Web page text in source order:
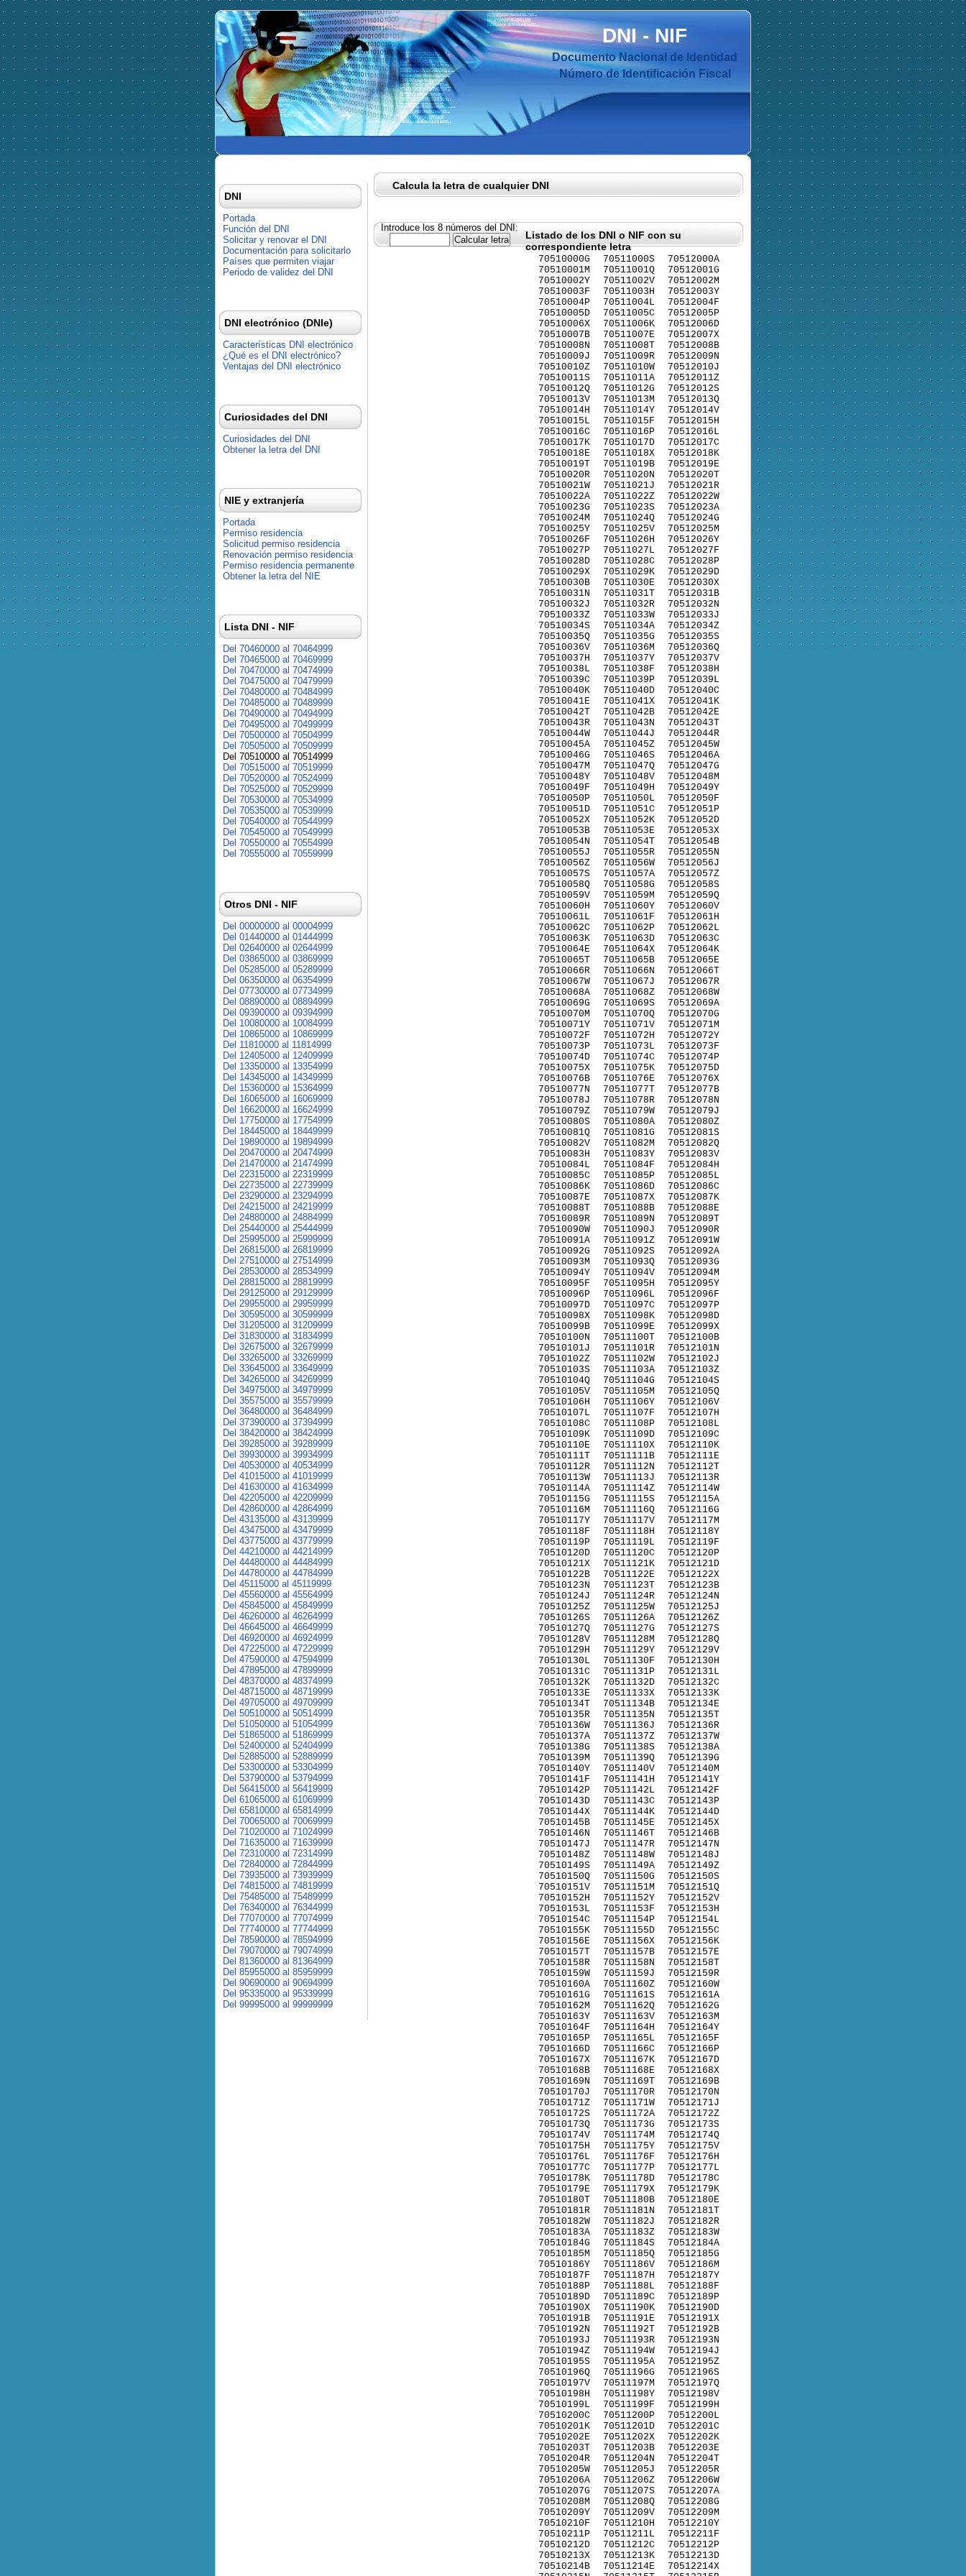
DNI-NIF
Documento Nacional de Identidad
Número de Identificación Fiscal
Calcula la letra de cualquier DNI
Introduce los 8 números del DNI:
Listado de los DNI o NIF con su
correspondiente letra
70510000G
70510001M
70510002Y
70510003F
70510004P
70510005D
70510006X
70510007B
70510008N
70510009J
70510010Z
70510011S
70510012Q
70510013V
70510014H
70510015L
70510016C
70510017K
70510018E
70510019T
70510020R
70510021W
70510022A
70510023G
70510024M
70510025Y
70510026F
70510027P
70510028D
70510029X
70510030B
70510031N
70510032J
70510033Z
70510034S
70510035Q
70510036V
70510037H
70510038L
70510039C
70510040K
70510041E
70510042T
70510043R
70510044W
70510045A
70510046G
70510047M
70510048Y
70510049F
70510050P
70510051D
70510052X
70510053B
70510054N
70510055J
70510056Z
70510057S
70510058Q
70510059V
70510060H
70510061L
70510062C
70510063K
70510064E
70510065T
70510066R
70510067W
70510068A
70510069G
70510070M
70510071Y
70510072F
70510073P
70510074D
70510075X
70510076B
70510077N
70510078J
70510079Z
70510080S
70510081Q
70510082V
70510083H
70510084L
70510085C
70510086K
70510087E
70510088T
70510089R
70510090W
70510091A
70510092G
70510093M
70510094Y
70510095F
70510096P
70510097D
70510098X
70510099B
70510100N
70510101J
70510102Z
70510103S
70510104Q
70510105V
70510106H
70510107L
70510108C
70510109K
70510110E
70510111T
70510112R
70510113W
70510114A
70510115G
70510116M
70510117Y
70510118F
70510119P
70510120D
70510121X
70510122B
70510123N
70510124J
70510125Z
70510126S
70510127Q
70510128V
70510129H
70510130L
70510131C
70510132K
70510133E
70510134T
70510135R
70510136W
70510137A
70510138G
70510139M
70510140Y
70510141F
70510142P
70510143D
70510144X
70510145B
70510146N
70510147J
70510148Z
70510149S
70510150Q
70510151V
70510152H
70510153L
70510154C
70510155K
70510156E
70510157T
70510158R
70510159W
70510160A
70510161G
70510162M
70510163Y
70510164F
70510165P
70510166D
70510167X
70510168B
70510169N
70510170J
70510171Z
70510172S
70510173Q
70510174V
70510175H
70510176L
70510177C
70510178K
70510179E
70510180T
70510181R
70510182W
70510183A
70510184G
70510185M
70510186Y
70510187F
70510188P
70510189D
70510190X
70510191B
70510192N
70510193J
70510194Z
70510195S
70510196Q
70510197V
70510198H
70510199L
70510200C
70510201K
70510202E
70510203T
70510204R
70510205W
70510206A
70510207G
70510208M
70510209Y
70510210F
70510211P
70510212D
70510213X
70510214B
70511000S
70511001Q
70511002V
70511003H
70511004L
70511005C
70511006K
70511007E
70511008T
70511009R
70511010W
70511011A
70511012G
70511013M
70511014Y
70511015F
70511016P
70511017D
70511018X
70511019B
70511020N
70511021J
70511022Z
70511023S
70511024Q
70511025V
70511026H
70511027L
70511028C
70511029K
70511030E
70511031T
70511032R
70511033W
70511034A
70511035G
70511036M
70511037Y
70511038F
70511039P
70511040D
70511041X
70511042B
70511043N
70511044J
70511045Z
70511046S
70511047Q
70511048V
70511049H
70511050L
70511051C
70511052K
70511053E
70511054T
70511055R
70511056W
70511057A
70511058G
70511059M
70511060Y
70511061F
70511062P
70511063D
70511064X
70511065B
70511066N
70511067J
70511068Z
70511069S
70511070Q
70511071V
70511072H
70511073L
70511074C
70511075K
70511076E
70511077T
70511078R
70511079W
70511080A
70511081G
70511082M
70511083Y
70511084F
70511085P
70511086D
70511087X
70511088B
70511089N
70511090J
70511091Z
70511092S
70511093Q
70511094V
70511095H
70511096L
70511097C
70511098K
70511099E
70511100T
70511101R
70511102W
70511103A
70511104G
70511105M
70511106Y
70511107F
70511108P
70511109D
70511110X
70511111B
70511112N
70511113J
70511114Z
70511115S
70511116Q
70511117V
70511118H
70511119L
70511120C
70511121K
70511122E
70511123T
70511124R
70511125W
70511126A
70511127G
70511128M
70511129Y
70511130F
70511131P
70511132D
70511133X
70511134B
70511135N
70511136J
70511137Z
70511138S
70511139Q
70511140V
70511141H
70511142L
70511143C
70511144K
70511145E
70511146T
70511147R
70511148W
70511149A
70511150G
70511151M
70511152Y
70511153F
70511154P
70511155D
70511156X
70511157B
70511158N
70511159J
70511160Z
70511161S
70511162Q
70511163V
70511164H
70511165L
70511166C
70511167K
70511168E
70511169T
70511170R
70511171W
70511172A
70511173G
70511174M
70511175Y
70511176F
70511177P
70511178D
70511179X
70511180B
70511181N
70511182J
70511183Z
70511184S
70511185Q
70511186V
70511187H
70511188L
70511189C
70511190K
70511191E
70511192T
70511193R
70511194W
70511195A
70511196G
70511197M
70511198Y
70511199F
70511200P
70511201D
70511202X
70511203B
70511204N
70511205J
70511206Z
70511207S
70511208Q
70511209V
70511210H
70511211L
70511212C
70511213K
70511214E
70512000A
70512001G
70512002M
70512003Y
70512004F
70512005P
70512006D
70512007X
70512008B
70512009N
70512010J
70512011Z
70512012S
70512013Q
70512014V
70512015H
70512016L
70512017C
70512018K
70512019E
70512020T
70512021R
70512022W
70512023A
70512024G
70512025M
70512026Y
70512027F
70512028P
70512029D
70512030X
70512031B
70512032N
70512033J
70512034Z
70512035S
70512036Q
70512037V
70512038H
70512039L
70512040C
70512041K
70512042E
70512043T
70512044R
70512045W
70512046A
70512047G
70512048M
70512049Y
70512050F
70512051P
70512052D
70512053X
70512054B
70512055N
70512056J
70512057Z
70512058S
70512059Q
70512060V
70512061H
70512062L
70512063C
70512064K
70512065E
70512066T
70512067R
70512068W
70512069A
70512070G
70512071M
70512072Y
70512073F
70512074P
70512075D
70512076X
70512077B
70512078N
70512079J
70512080Z
70512081S
70512082Q
70512083V
70512084H
70512085L
70512086C
70512087K
70512088E
70512089T
70512090R
70512091W
70512092A
70512093G
70512094M
70512095Y
70512096F
70512097P
70512098D
70512099X
70512100B
70512101N
70512102J
70512103Z
70512104S
70512105Q
70512106V
70512107H
70512108L
70512109C
70512110K
70512111E
70512112T
70512113R
70512114W
70512115A
70512116G
70512117M
70512118Y
70512119F
70512120P
70512121D
70512122X
70512123B
70512124N
70512125J
70512126Z
70512127S
70512128Q
70512129V
70512130H
70512131L
70512132C
70512133K
70512134E
70512135T
70512136R
70512137W
70512138A
70512139G
70512140M
70512141Y
70512142F
70512143P
70512144D
70512145X
70512146B
70512147N
70512148J
70512149Z
70512150S
70512151Q
70512152V
70512153H
70512154L
70512155C
70512156K
70512157E
70512158T
70512159R
70512160W
70512161A
70512162G
70512163M
70512164Y
70512165F
70512166P
70512167D
70512168X
70512169B
70512170N
70512171J
70512172Z
70512173S
70512174Q
70512175V
70512176H
70512177L
70512178C
70512179K
70512180E
70512181T
70512182R
70512183W
70512184A
70512185G
70512186M
70512187Y
70512188F
70512189P
70512190D
70512191X
70512192B
70512193N
70512194J
70512195Z
70512196S
70512197Q
70512198V
70512199H
70512200L
70512201C
70512202K
70512203E
70512204T
70512205R
70512206W
70512207A
70512208G
70512209M
70512210Y
70512211F
70512212P
70512213D
70512214X
DNI
Portada
Función del DNI
Solicitar y renovar el DNI
Documentación para solicitarlo
Países que permiten viajar
Periodo de validez del DNI
DNI electrónico (DNIe)
Características DNI electrónico
¿Qué es el DNI electrónico?
Ventajas del DNI electrónico
Curiosidades del DNI
Curiosidades del DNI
Obtener la letra del DNI
NIE y extranjería
Portada
Permiso residencia
Solicitud permiso residencia
Renovación permiso residencia
Permiso residencia permanente
Obtener la letra del NIE
Lista DNI - NIF
Del 70460000 al 70464999
Del 70465000 al 70469999
Del 70470000 al 70474999
Del 70475000 al 70479999
Del 70480000 al 70484999
Del 70485000 al 70489999
Del 70490000 al 70494999
Del 70495000 al 70499999
Del 70500000 al 70504999
Del 70505000 al 70509999
Del 70510000 al 70514999
Del 70515000 al 70519999
Del 70520000 al 70524999
Del 70525000 al 70529999
Del 70530000 al 70534999
Del 70535000 al 70539999
Del 70540000 al 70544999
Del 70545000 al 70549999
Del 70550000 al 70554999
Del 70555000 al 70559999
Otros DNI - NIF
Del 00000000 al 00004999
Del 01440000 al 01444999
Del 02640000 al 02644999
Del 03865000 al 03869999
Del 05285000 al 05289999
Del 06350000 al 06354999
Del 07730000 al 07734999
Del 08890000 al 08894999
Del 09390000 al 09394999
Del 10080000 al 10084999
Del 10865000 al 10869999
Del 11810000 al 11814999
Del 12405000 al 12409999
Del 13350000 al 13354999
Del 14345000 al 14349999
Del 15360000 al 15364999
Del 16065000 al 16069999
Del 16620000 al 16624999
Del 17750000 al 17754999
Del 18445000 al 18449999
Del 19890000 al 19894999
Del 20470000 al 20474999
Del 21470000 al 21474999
Del 22315000 al 22319999
Del 22735000 al 22739999
Del 23290000 al 23294999
Del 24215000 al 24219999
Del 24880000 al 24884999
Del 25440000 al 25444999
Del 25995000 al 25999999
Del 26815000 al 26819999
Del 27510000 al 27514999
Del 28530000 al 28534999
Del 28815000 al 28819999
Del 29125000 al 29129999
Del 29955000 al 29959999
Del 30595000 al 30599999
Del 31205000 al 31209999
Del 31830000 al 31834999
Del 32675000 al 32679999
Del 33265000 al 33269999
Del 33645000 al 33649999
Del 34265000 al 34269999
Del 34975000 al 34979999
Del 35575000 al 35579999
Del 36480000 al 36484999
Del 37390000 al 37394999
Del 38420000 al 38424999
Del 39285000 al 39289999
Del 39930000 al 39934999
Del 40530000 al 40534999
Del 41015000 al 41019999
Del 41630000 al 41634999
Del 42205000 al 42209999
Del 42860000 al 42864999
Del 43135000 al 43139999
Del 43475000 al 43479999
Del 43775000 al 43779999
Del 44210000 al 44214999
Del 44480000 al 44484999
Del 44780000 al 44784999
Del 45115000 al 45119999
Del 45560000 al 45564999
Del 45845000 al 45849999
Del 46260000 al 46264999
Del 46645000 al 46649999
Del 46920000 al 46924999
Del 47225000 al 47229999
Del 47590000 al 47594999
Del 47895000 al 47899999
Del 48370000 al 48374999
Del 48715000 al 48719999
Del 49705000 al 49709999
Del 50510000 al 50514999
Del 51050000 al 51054999
Del 51865000 al 51869999
Del 52400000 al 52404999
Del 52885000 al 52889999
Del 53300000 al 53304999
Del 53790000 al 53794999
Del 56415000 al 56419999
Del 61065000 al 61069999
Del 65810000 al 65814999
Del 70065000 al 70069999
Del 71020000 al 71024999
Del 71635000 al 71639999
Del 72310000 al 72314999
Del 72840000 al 72844999
Del 73935000 al 73939999
Del 74815000 al 74819999
Del 75485000 al 75489999
Del 76340000 al 76344999
Del 77070000 al 77074999
Del 77740000 al 77744999
Del 78590000 al 78594999
Del 79070000 al 79074999
Del 81360000 al 81364999
Del 85955000 al 85959999
Del 90690000 al 90694999
Del 95335000 al 95339999
Del 99995000 al 99999999